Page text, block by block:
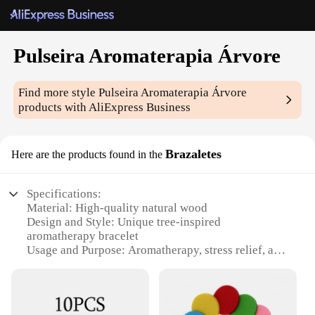
Pulseira Aromaterapia Árvore
Find more stylePulseira Aromaterapia Árvore
products with AliExpress Business
Here are the products found in the Brazaletes
Specifications:
Material: High-quality natural wood
Design and Style: Unique tree-inspired
aromatherapy bracelet
Usage and Purpose: Aromatherapy, stress relief, and
Shape or Size or Weight or Quantity: One size fits